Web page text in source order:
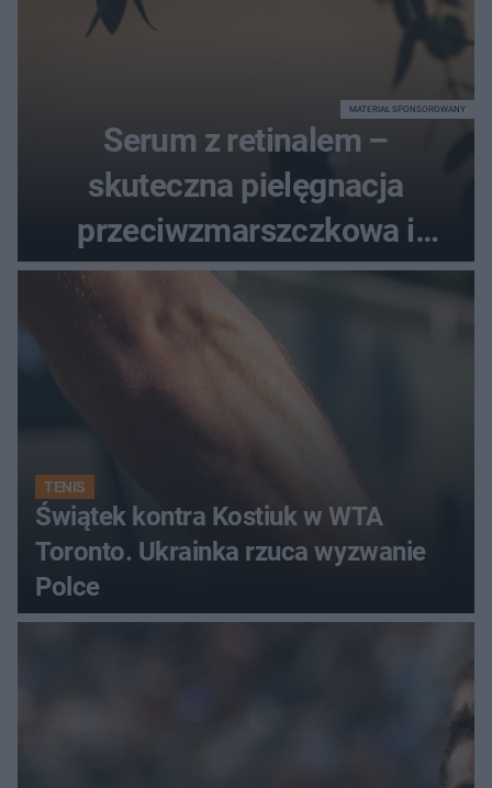
Serum z retinalem –
skuteczna pielęgnacja
przeciwzmarszczkowa i
regenerująca
MATERIAŁ SPONSOROWANY
TENIS
Świątek kontra Kostiuk w WTA
Toronto. Ukrainka rzuca wyzwanie
Polce